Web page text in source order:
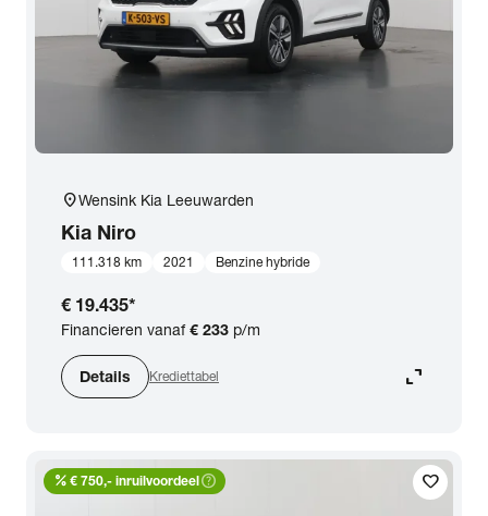
location_onWensink Kia Leeuwarden
Kia Niro
111.318 km 2021 Benzine hybride
€ 19.435*
Financieren vanaf€ 233 p/m
Details Krediettabel expand_content
favorite
percent € 750,- inruilvoordeelhelp_outline